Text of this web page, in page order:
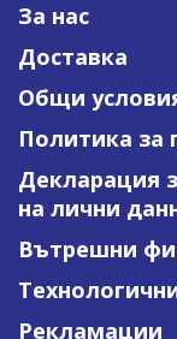
За нас
Доставка
Общи
Политика за
Декларация
на лични
Вътрешни
Рекламации